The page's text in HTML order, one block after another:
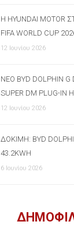
Η HYUNDAI MOTOR
FIFA WORLD CUP
12 Ιουνίου 2026
ΝΈΟ BYD DOLPHIN
SUPER DM PLUG-IN
12 Ιουνίου 2026
ΔΟΚΙΜΉ: BYD
43.2KWH
6 Ιουνίου 2026